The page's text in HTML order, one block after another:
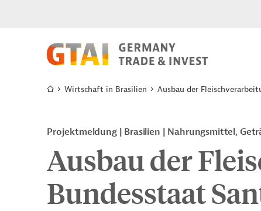
Wirtschaft in Brasilien Ausbau der
Projektmeldung Brasilien Nahrungsmittel,
Ausbau der
Bundesstaat